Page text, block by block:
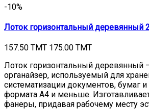
-10%
Лоток горизонтальный деревянный
157.50 TMT 175.00 TMT
Лоток горизонтальный деревянный
органайзер, используемый для
систематизации документов, бумаг
формата А4 и меньше.
фанеры, придавая рабочему месту